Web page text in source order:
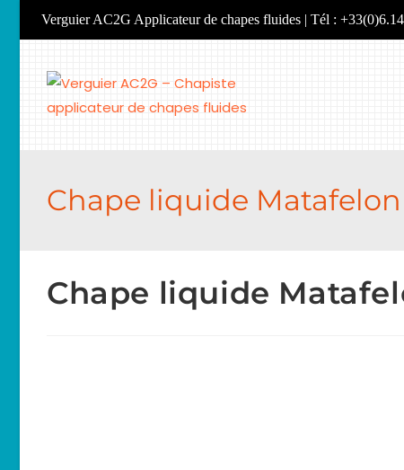
Verguier AC2G Applicateur de chapes fluides | Tél :
Chape liquide Matafelon
Chape liquide